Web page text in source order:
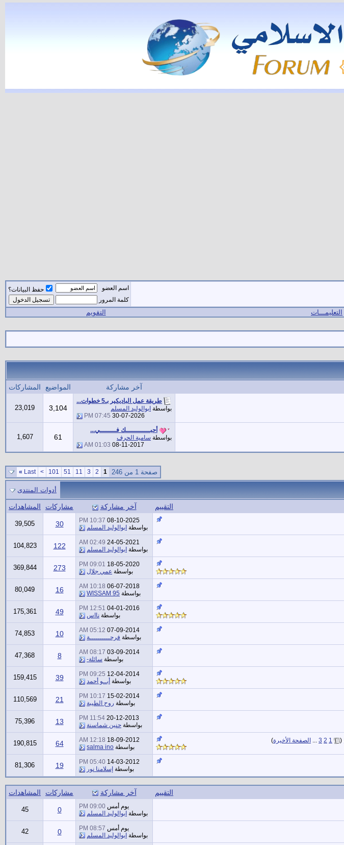
اسم العضو
حفظ البيانات؟
كلمة المرور
التعليمـــات التقويم
آخر مشاركة المواضيع المشاركات
طريقة عمل الباديكير بـ5 خطوات...
بواسطة ابوالوليد المسلم
30-07-2026
07:45 PM
3,104
23,019
أحبــــــــــــك فــــــــي...
بواسطة سامية الحرف
08-11-2017
01:03 AM
61
1,607
صفحة 1 من 246 1
2
3
11
51
101
>
Last
»
أدوات المنتدى
التقييم آخر مشاركة مشاركات
المشاهدات
08-10-2025
10:37 PM
بواسطة ابوالوليد المسلم 30
39,505
24-05-2021
02:49 AM
بواسطة ابوالوليد المسلم 122
104,823
18-05-2020
09:01 PM
بواسطة عمي جلال 273
369,844
06-07-2018
10:18 AM
بواسطة WISSAM 95
16
80,049
04-01-2016
12:51 PM
بواسطة نااس 49
175,361
07-09-2014
05:12 AM
بواسطة فرحــــــــــة 10
74,853
03-09-2014
08:17 AM
بواسطة سائلة- 8
47,368
12-04-2014
09:25 PM
بواسطة أبــو أحمد 39
159,415
15-02-2014
10:17 PM
بواسطة روح الطيبة 21
110,569
20-12-2013
11:54 PM
بواسطة حنين شماسنة 13
75,396
(
1
2
3
... الصفحة الأخيرة)
18-09-2012
12:18 AM
بواسطة salma ino
64
190,815
14-03-2012
05:40 PM
بواسطة إسلامنا نور 19
81,306
التقييم آخر مشاركة مشاركات
المشاهدات
يوم أمس 09:00 PM
بواسطة ابوالوليد المسلم 0
45
يوم أمس 08:57 PM
بواسطة ابوالوليد المسلم 0
42